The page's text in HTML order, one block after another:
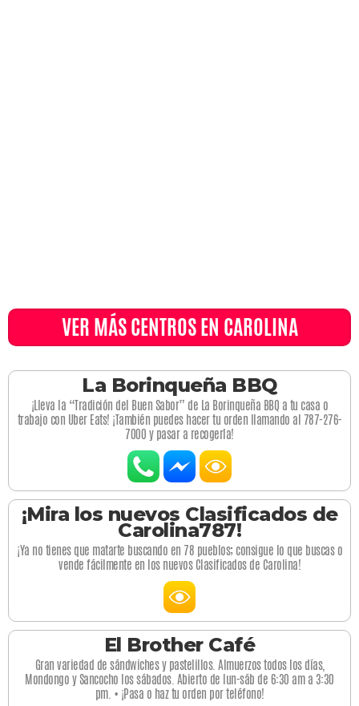
VER MÁS CENTROS EN CAROLINA
La Borinqueña BBQ
¡Lleva la “Tradición del Buen Sabor” de La Borinqueña BBQ a tu casa o
trabajo con Uber Eats! ¡También puedes hacer tu orden llamando al 787-276-
7000 y pasar a recogerla!
¡Mira los nuevos Clasificados de
Carolina787!
¡Ya no tienes que matarte buscando en 78 pueblos; consigue lo que buscas o
vende fácilmente en los nuevos Clasificados de Carolina!
El Brother Café
Gran variedad de sándwiches y pastelillos. Almuerzos todos los días,
Mondongo y Sancocho los sábados. Abierto de lun-sáb de 6:30 am a 3:30
pm. • ¡Pasa o haz tu orden por teléfono!